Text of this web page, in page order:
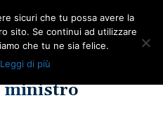
siciliane,
ministro
sicuri che tu possa avere la
sito. Se continui ad utilizzare
che tu ne sia felice.
Leggi di più